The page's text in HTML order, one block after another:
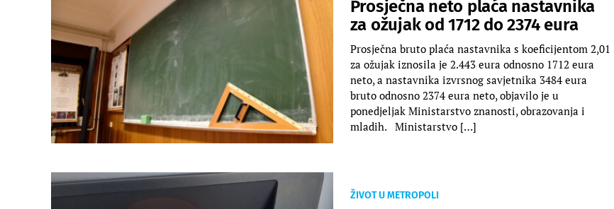
Prosječna neto plaća nastavnika
za ožujak od 1712 do 2374 eura
Prosječna bruto plaća nastavnika s koeficijentom 2,01
za ožujak iznosila je 2.443 eura odnosno 1712 eura
neto, a nastavnika izvrsnog savjetnika 3484 eura
bruto odnosno 2374 eura neto, objavilo je u
ponedjeljak Ministarstvo znanosti, obrazovanja i
mladih. Ministarstvo […]
ŽIVOT U METROPOLI